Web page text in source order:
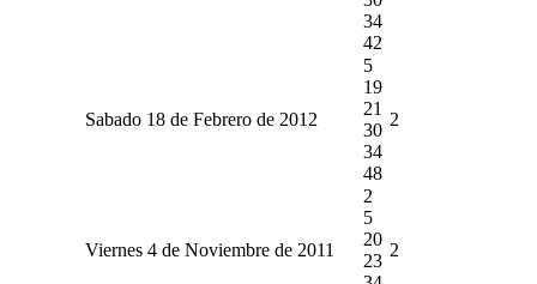
34
42
Sabado 18 de Febrero de 2012
5
19
21
30
34
48
2
Viernes 4 de Noviembre de 2011
2
5
20
23
2